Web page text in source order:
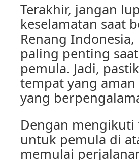
Terakhir, jangan
keselamatan saat
Renang
paling penting
pemula. Jadi,
tempat yang
yang
Dengan
untuk pemula di
memulai